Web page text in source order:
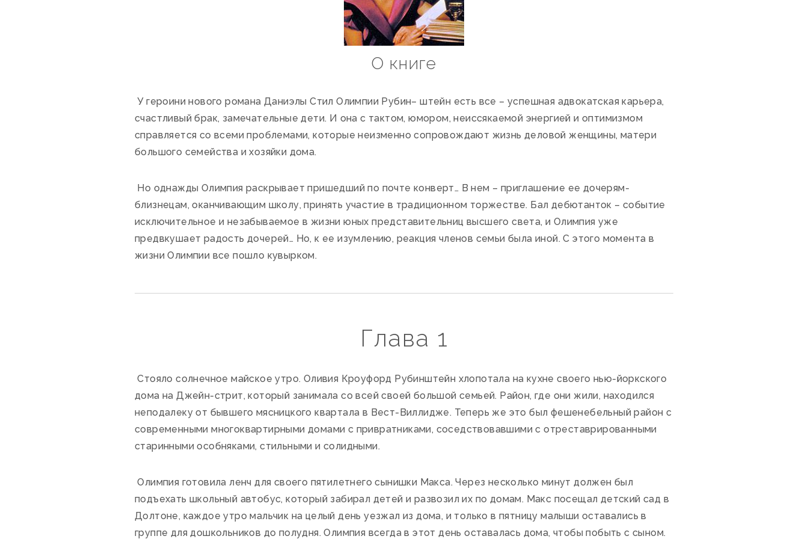
О книге
У героини нового романа Даниэлы Стил Олимпии Рубин– штейн есть все – успешная адвокатская карьера,
счастливый брак, замечательные дети. И она с тактом, юмором, неиссякаемой энергией и оптимизмом
справляется со всеми проблемами, которые неизменно сопровождают жизнь деловой женщины, матери
большого семейства и хозяйки дома.
Но однажды Олимпия раскрывает пришедший по почте конверт… В нем – приглашение ее дочерям-
близнецам, оканчивающим школу, принять участие в традиционном торжестве. Бал дебютанток – событие
исключительное и незабываемое в жизни юных представительниц высшего света, и Олимпия уже
предвкушает радость дочерей… Но, к ее изумлению, реакция членов семьи была иной. С этого момента в
жизни Олимпии все пошло кувырком.
Глава 1
Стояло солнечное майское утро. Оливия Кроуфорд Рубинштейн хлопотала на кухне своего нью-йоркского
дома на Джейн-стрит, который занимала со всей своей большой семьей. Район, где они жили, находился
неподалеку от бывшего мясницкого квартала в Вест-Виллидже. Теперь же это был фешенебельный район с
современными многоквартирными домами с привратниками, соседствовавшими с отреставрированными
старинными особняками, стильными и солидными.
Олимпия готовила ленч для своего пятилетнего сынишки Макса. Через несколько минут должен был
подъехать школьный автобус, который забирал детей и развозил их по домам. Макс посещал детский сад в
Долтоне, каждое утро мальчик на целый день уезжал из дома, и только в пятницу малыши оставались в
группе для дошкольников до полудня. Олимпия всегда в этот день оставалась дома, чтобы побыть с сыном.